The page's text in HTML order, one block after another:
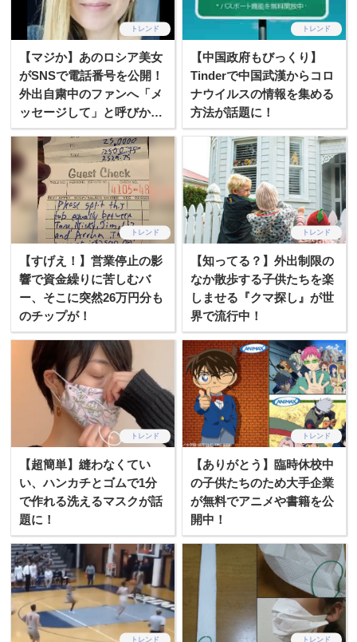
【マジか】あのロシア美女
がSNSで電話番号を公開！
外出自粛中のファンへ「メ
ッセージして」と呼びかけ
る
トレンド
【中国政府もびっくり】
Tinderで中国武漢からコロ
ナウイルスの情報を集める
方法が話題に！
トレンド
【すげえ！】営業停止の影
響で資金繰りに苦しむバ
ー、そこに突然26万円分も
のチップが！
トレンド
【知ってる？】外出制限の
なか散歩する子供たちを楽
しませる『クマ探し』が世
界で流行中！
トレンド
【超簡単】縫わなくてい
い、ハンカチとゴムで1分
で作れる洗えるマスクが話
題に！
トレンド
【ありがとう】臨時休校中
の子供たちのため大手企業
が無料でアニメや書籍を公
開中！
トレンド
トレンド トレンド